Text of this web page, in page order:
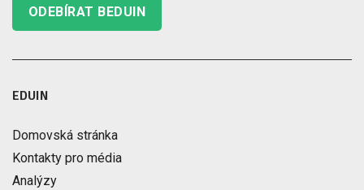
ODEBÍRAT BEDUIN
EDUIN
Domovská stránka
Kontakty pro média
Analýzy